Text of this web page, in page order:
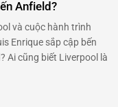
Anfield?
và cuộc hành trình
Enrique sắp cập bến
Ai cũng biết Liverpool là